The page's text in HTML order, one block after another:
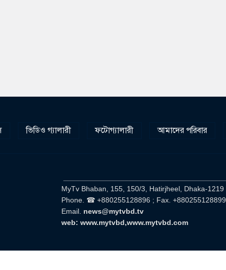
ভিডিও গ্যালারী ফটোগ্যালারী আমাদের পরিবার
MyTv Bhaban, 155, 150/3, Hatirjheel, Dhaka-1219
Phone. ☎ +880255128896 ; Fax. +880255128899
Email. news@mytvbd.tv
web: www.mytvbd,www.mytvbd.com